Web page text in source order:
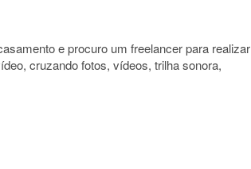
e procuro um freelancer para realizar
cruzando fotos, vídeos, trilha sonora,